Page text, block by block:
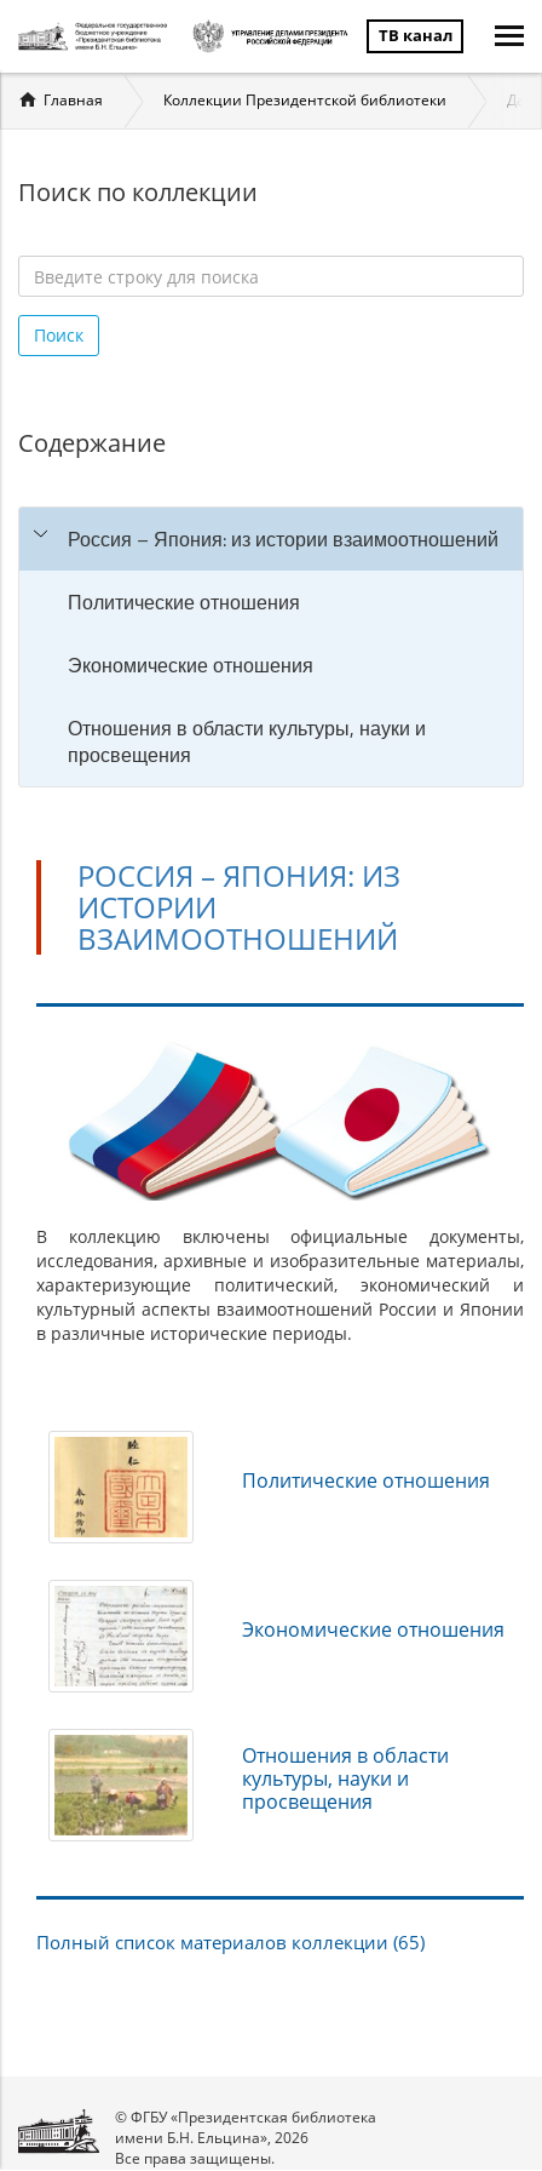
ТВ канал
Вы
здесь
Главная Коллекции Президентской библиотеки
Поиск по коллекции
строку
для
Поиск
Содержание
Россия – Япония: из истории взаимоотношений
Политические отношения
Экономические отношения
Отношения в области культуры, науки и
просвещения
РОССИЯ – ЯПОНИЯ: ИЗ
ИСТОРИИ
ВЗАИМООТНОШЕНИЙ
Япония:
истории
взаимоотношений
В коллекцию включены официальные документы,
исследования, архивные и изобразительные материалы,
характеризующие политический, экономический и
культурный аспекты взаимоотношений России и Японии
в различные исторические периоды.
Политические отношения
Экономические отношения
Отношения в области
культуры, науки и
просвещения
Полный список материалов коллекции (65)
© ФГБУ «Президентская библиотека
имени Б.Н. Ельцина», 2026
Все права защищены.